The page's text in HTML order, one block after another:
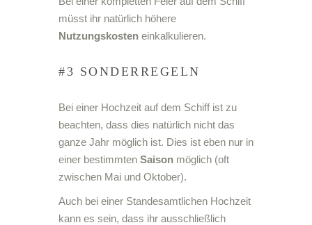
müsst ihr natürlich höhere
Nutzungskosten einkalkulieren.
#3 SONDERREGELN
Bei einer Hochzeit auf dem Schiff ist zu
beachten, dass dies natürlich nicht das
ganze Jahr möglich ist. Dies ist eben nur in
einer bestimmten Saison möglich (oft
zwischen Mai und Oktober).
Auch bei einer Standesamtlichen Hochzeit
kann es sein, dass ihr ausschließlich